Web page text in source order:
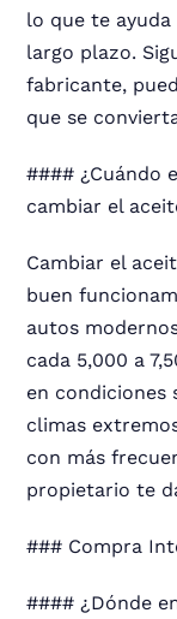
lo que te
largo plazo.
fabricante,
que se
#### ¿Cuándo
cambiar el
Cambiar el
buen
autos
cada 5,000 a
en condiciones
climas
con más
propietario te
### Compra
#### ¿Dónde